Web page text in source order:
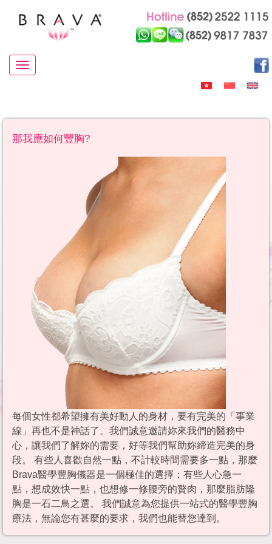
Toggle navigation
那我應如何豐胸?
每個女性都希望擁有美好動人的身材，要有完美的「事業
線」再也不是神話了。我們誠意邀請妳來我們的醫務中
心，讓我們了解妳的需要，好等我們幫助妳締造完美的身
段。 有些人喜歡自然一點，不計較時間需要多一點，那麼
Brava醫學豐胸儀器是一個極佳的選擇；有些人心急一
點，想成效快一點，也想修一修腰旁的贅肉，那麼脂肪隆
胸是一石二鳥之選。 我們誠意為您提供一站式的醫學豐胸
療法，無論您有甚麼的要求，我們也能替您達到。